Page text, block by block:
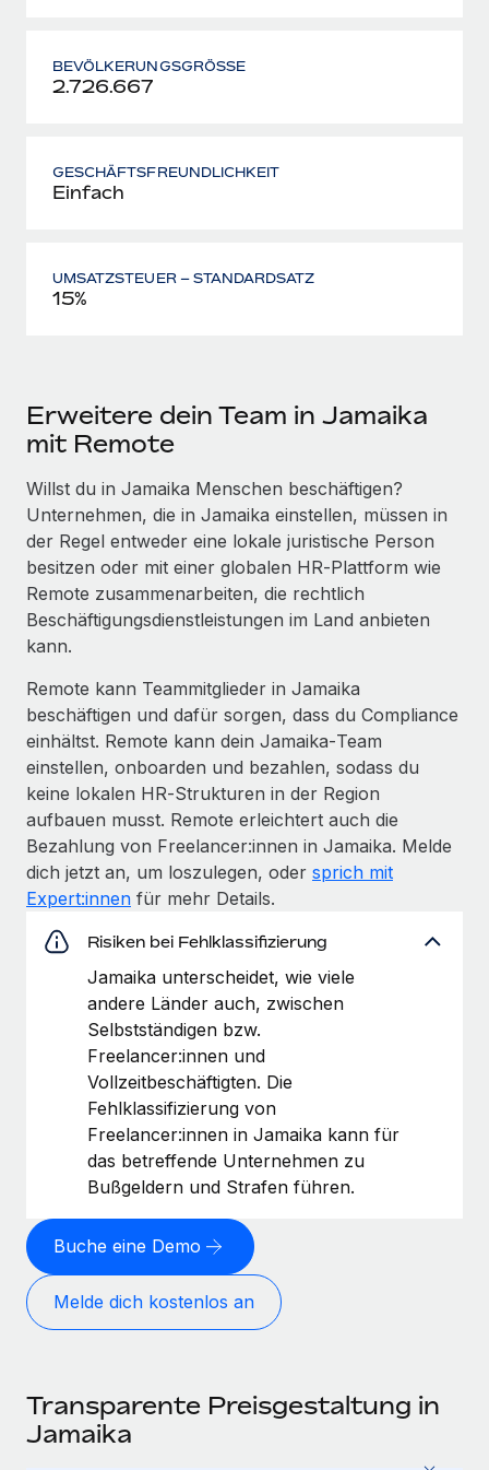
BEVÖLKERUNGS­GRÖSSE
2.726.667
GESCHÄFTSFREUNDLICHKEIT
Einfach
UMSATZSTEUER – STANDARDSATZ
15%
Erweitere dein Team in Jamaika
mit Remote
Willst du in Jamaika Menschen beschäftigen?
Unternehmen, die in Jamaika einstellen, müssen in
der Regel entweder eine lokale juristische Person
besitzen oder mit einer globalen HR‑Plattform wie
Remote zusammenarbeiten, die rechtlich
Beschäftigungs­dienst­leistungen im Land anbieten
kann.
Remote kann Teammitglieder in Jamaika
beschäftigen und dafür sorgen, dass du Compliance
einhältst. Remote kann dein Jamaika‑Team
einstellen, onboarden und bezahlen, sodass du
keine lokalen HR‑Strukturen in der Region
aufbauen musst. Remote erleichtert auch die
Bezahlung von Freelancer:innen in Jamaika. Melde
dich jetzt an, um loszulegen, oder sprich mit
Expert:innen für mehr Details.
Risiken bei Fehlklassifizierung
Jamaika unterscheidet, wie viele
andere Länder auch, zwischen
Selbstständigen bzw.
Freelancer:innen und
Vollzeitbeschäftigten. Die
Fehlklassifizierung von
Freelancer:innen in Jamaika kann für
das betreffende Unternehmen zu
Bußgeldern und Strafen führen.
Buche eine Demo
Melde dich kostenlos an
Transparente Preisgestaltung in
Jamaika